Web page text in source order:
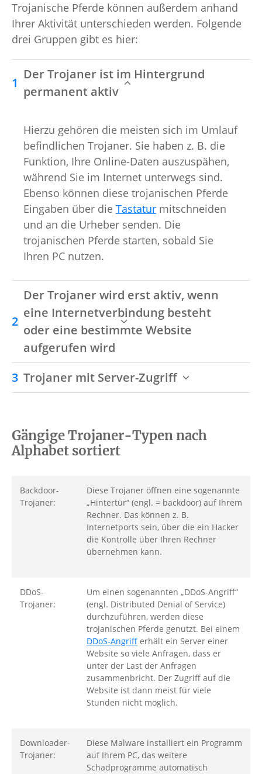
Trojanische Pferde können außerdem anhand
Ihrer Aktivität unterschieden werden. Folgende
drei Gruppen gibt es hier:
Der Trojaner ist im Hintergrund
permanent aktiv
Hierzu gehören die meisten sich im Umlauf
befindlichen Trojaner. Sie haben z. B. die
Funktion, Ihre Online-Daten auszuspähen,
während Sie im Internet unterwegs sind.
Ebenso können diese trojanischen Pferde
Eingaben über die Tastatur mitschneiden
und an die Urheber senden. Die
trojanischen Pferde starten, sobald Sie
Ihren PC nutzen.
Der Trojaner wird erst aktiv, wenn
eine Internetverbindung besteht
oder eine bestimmte Website
aufgerufen wird
Trojaner mit Server-Zugriff
Gängige Trojaner-Typen nach
Alphabet sortiert
Backdoor-
Trojaner:
Diese Trojaner öffnen eine sogenannte
„Hintertür“ (engl. = backdoor) auf Ihrem
Rechner. Das können z. B.
Internetports sein, über die ein Hacker
die Kontrolle über Ihren Rechner
übernehmen kann.
DDoS-
Trojaner:
Um einen sogenannten „DDoS-Angriff“
(engl. Distributed Denial of Service)
durchzuführen, werden diese
trojanischen Pferde genutzt. Bei einem
DDoS-Angriff erhält ein Server einer
Website so viele Anfragen, dass er
unter der Last der Anfragen
zusammenbricht. Der Zugriff auf die
Website ist dann meist für viele
Stunden nicht möglich.
Downloader-
Trojaner:
Diese Malware installiert ein Programm
auf Ihrem PC, das weitere
Schadprogramme automatisch